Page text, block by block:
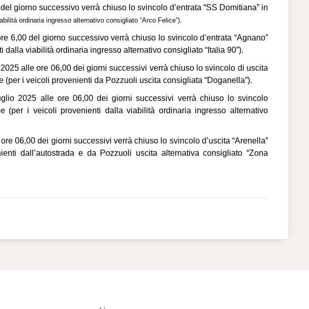
giorno successivo verrà chiuso lo svincolo d’entrata “SS Domitiana” in
ordinaria ingresso alternativo consigliato “Arco Felice”).
6,00 del giorno successivo verrà chiuso lo svincolo d’entrata “Agnano”
viabilità ordinaria ingresso alternativo consigliato “Italia 90”).
alle ore 06,00 dei giorni successivi verrà chiuso lo svincolo di uscita
(per i veicoli provenienti da Pozzuoli uscita consigliata “Doganella”).
2025 alle ore 06,00 dei giorni successivi verrà chiuso lo svincolo
(per i veicoli provenienti dalla viabilità ordinaria ingresso alternativo
06,00 dei giorni successivi verrà chiuso lo svincolo d’uscita “Arenella”
dall’autostrada e da Pozzuoli uscita alternativa consigliato “Zona